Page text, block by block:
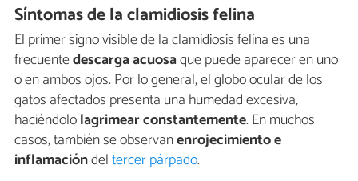
Síntomas de la clamidiosis felina
El primer signo visible de la clamidiosis felina es una
frecuentedescarga acuosaque puede aparecer en uno
o en ambos ojos. Por lo general, el globo ocular de los
gatos afectados presenta una humedad excesiva,
haciéndololagrimearconstantemente. En muchos
casos, también se observanenrojecimiento e
inflamacióndeltercer párpado.